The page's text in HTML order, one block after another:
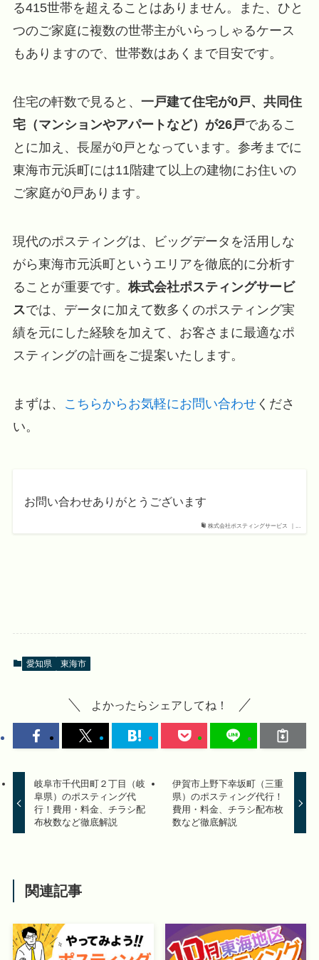
る415世帯を超えることはありません。また、ひと
つのご家庭に複数の世帯主がいらっしゃるケース
もありますので、世帯数はあくまで目安です。
住宅の軒数で見ると、 一戸建て住宅が0戸、共同住
宅（マンションやアパートなど）が26戸であるこ
とに加え、長屋が0戸となっています。参考までに
東海市元浜町には11階建て以上の建物にお住いの
ご家庭が0戸あります。
現代のポスティングは、ビッグデータを活用しな
がら東海市元浜町というエリアを徹底的に分析す
ることが重要です。 株式会社ポスティングサービ
スでは、データに加えて数多くのポスティング実
績を元にした経験を加えて、お客さまに最適なポ
スティングの計画をご提案いたします。
まずは、 こちらからお気軽にお問い合わせくださ
い。
株式会社ポスティングサービス ｜...
お問い合わせありがとうございます
愛知県 東海市
よかったらシェアしてね！
岐阜市千代田町２丁目（岐
阜県）のポスティング代
行！費用・料金、チラシ配
布枚数など徹底解説
伊賀市上野下幸坂町（三重
県）のポスティング代行！
費用・料金、チラシ配布枚
数など徹底解説
関連記事